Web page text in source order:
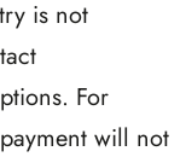
is not
For
will not